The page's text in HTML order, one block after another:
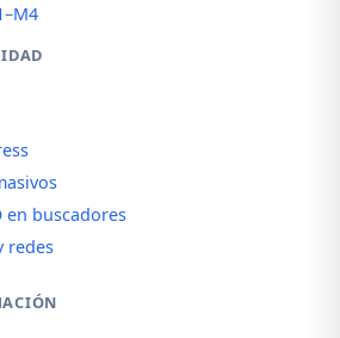
en buscadores
redes